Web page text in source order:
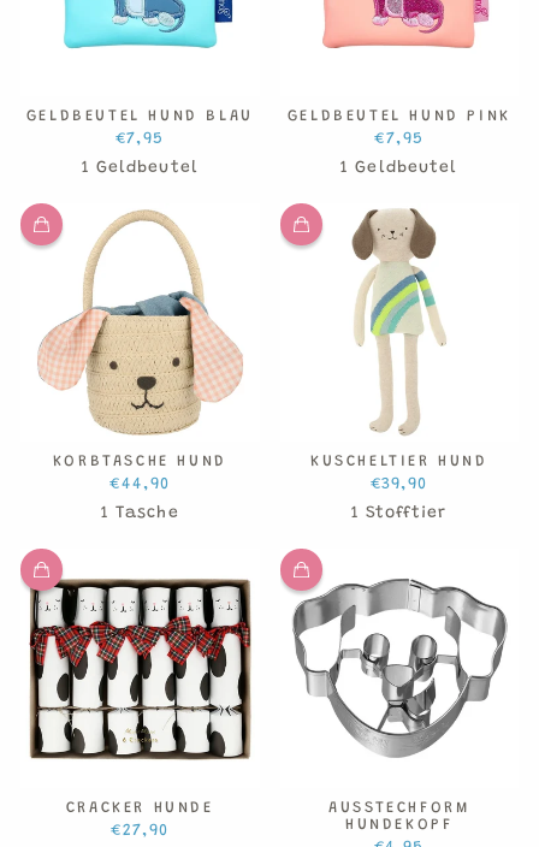
GELDBEUTEL HUND BLAU
€7,95
1 Geldbeutel
GELDBEUTEL HUND PINK
€7,95
1 Geldbeutel
KORBTASCHE HUND
€44,90
1 Tasche
KUSCHELTIER HUND
€39,90
1 Stofftier
CRACKER HUNDE
€27,90
AUSSTECHFORM
HUNDEKOPF